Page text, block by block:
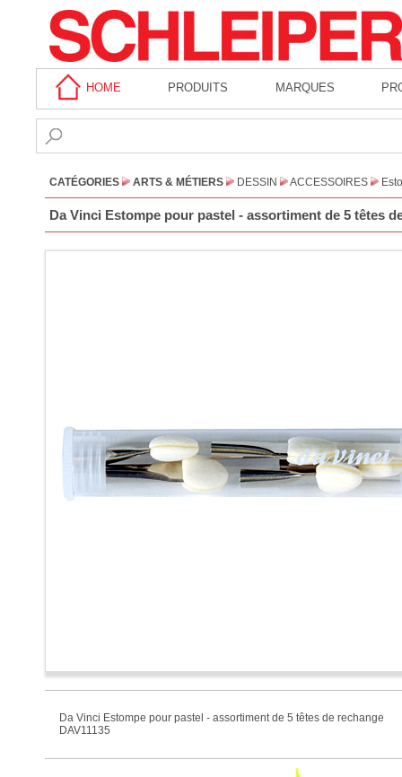
HOME PRODUITS MARQUES
CATÉGORIES ARTS & MÉTIERS DESSIN ACCESSOIRES
Da Vinci Estompe pour pastel - assortiment de 5 têtes
Da Vinci Estompe pour pastel - assortiment de 5 têtes de rechange
DAV11135